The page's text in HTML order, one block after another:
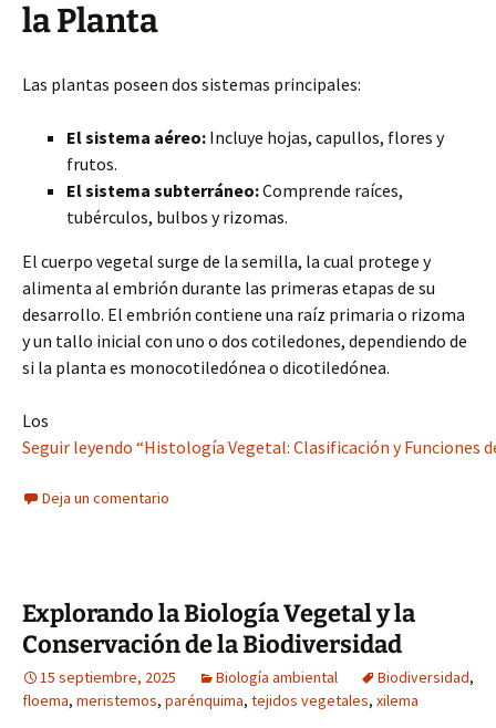
la Planta
Las plantas poseen dos sistemas principales:
El sistema aéreo: Incluye hojas, capullos, flores y
frutos.
El sistema subterráneo:Comprende raíces,
tubérculos, bulbos y rizomas.
El cuerpo vegetal surge de la semilla, la cual protege y
alimenta al embrión durante las primeras etapas de su
desarrollo. El embrión contiene una raíz primaria o rizoma
y un tallo inicial con uno o dos cotiledones, dependiendo de
si la planta es monocotiledónea o dicotiledónea.
Los
Seguir leyendo “Histología Vegetal: Clasificación y Funciones
Deja un comentario
Explorando la Biología Vegetal y la
Conservación de la Biodiversidad
15 septiembre, 2025 Biología ambiental Biodiversidad,
floema, meristemos, parénquima, tejidos vegetales, xilema